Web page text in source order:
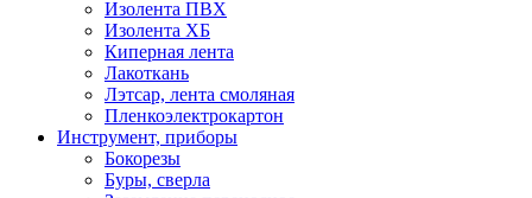
Изолента ПВХ
Изолента ХБ
Киперная лента
Лакоткань
Лэтсар, лента смоляная
Пленкоэлектрокартон
Инструмент, приборы
Бокорезы
Буры, сверла